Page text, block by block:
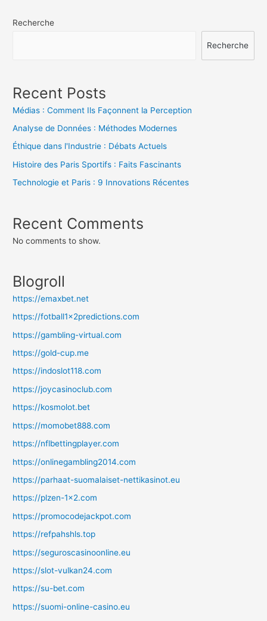
l’article
Recherche
Recherche
Recent Posts
Médias : Comment Ils Façonnent la Perception
Analyse de Données : Méthodes Modernes
Éthique dans l'Industrie : Débats Actuels
Histoire des Paris Sportifs : Faits Fascinants
Technologie et Paris : 9 Innovations Récentes
Recent Comments
No comments to show.
Blogroll
https://emaxbet.net
https://fotball1x2predictions.com
https://gambling-virtual.com
https://gold-cup.me
https://indoslot118.com
https://joycasinoclub.com
https://kosmolot.bet
https://momobet888.com
https://nflbettingplayer.com
https://onlinegambling2014.com
https://parhaat-suomalaiset-nettikasinot.eu
https://plzen-1x2.com
https://promocodejackpot.com
https://refpahshls.top
https://seguroscasinoonline.eu
https://slot-vulkan24.com
https://su-bet.com
https://suomi-online-casino.eu